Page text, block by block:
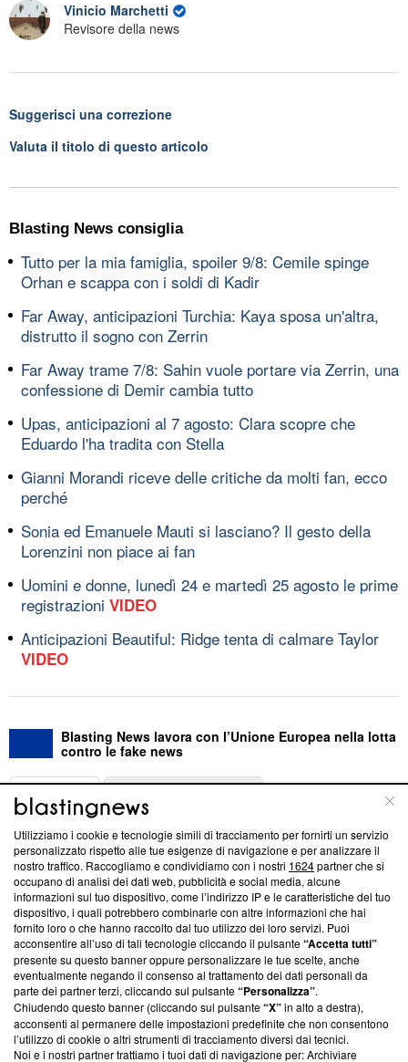
Vinicio Marchetti
Revisore della news
Suggerisci una correzione
Valuta il titolo di questo articolo
Blasting News consiglia
Tutto per la mia famiglia, spoiler 9/8: Cemile spinge
Orhan e scappa con i soldi di Kadir
Far Away, anticipazioni Turchia: Kaya sposa un'altra,
distrutto il sogno con Zerrin
Far Away trame 7/8: Sahin vuole portare via Zerrin, una
confessione di Demir cambia tutto
Upas, anticipazioni al 7 agosto: Clara scopre che
Eduardo l'ha tradita con Stella
Gianni Morandi riceve delle critiche da molti fan, ecco
perché
Sonia ed Emanuele Mauti si lasciano? Il gesto della
Lorenzini non piace ai fan
Uomini e donne, lunedì 24 e martedì 25 agosto le prime
registrazioni VIDEO
Anticipazioni Beautiful: Ridge tenta di calmare Taylor
VIDEO
Blasting News lavora con l’Unione Europea nella lotta
contro le fake news
ABOUT
Questa sezione offre informazioni trasparenti su Blasting
News, sui nostri processi editoriali e su come ci impegniamo a
creare news di qualità. Inoltre, afferma la nostra aderenza a
‘Trust Project - News with Integrity’Blasting News non è
ancora membro del programma, ma ha richiesto di farne
parte; Trust Project non ha ancora effettuato una verifica di
conformità agli standard.
Su di noi
Team editoriale
Utilizziamo i cookie e tecnologie simili di tracciamento per fornirti un servizio
personalizzato rispetto alle tue esigenze di navigazione e per analizzare il
nostro traffico. Raccogliamo e condividiamo con i nostri 1624partner che si
occupano di analisi dei dati web, pubblicità e social media, alcune
informazioni sul tuo dispositivo, come l’indirizzo IP e le caratteristiche del tuo
dispositivo, i quali potrebbero combinarle con altre informazioni che hai
fornito loro o che hanno raccolto dal tuo utilizzo dei loro servizi. Puoi
acconsentire all’uso di tali tecnologie cliccando il pulsante“Accetta tutti”
presente su questo banner oppure personalizzare le tue scelte, anche
eventualmente negando il consenso al trattamento dei dati personali da
parte dei partner terzi, cliccando sul pulsante“Personalizza”.
Chiudendo questo banner (cliccando sul pulsante“X”in alto a destra),
acconsenti al permanere delle impostazioni predefinite che non consentono
l’utilizzo di cookie o altri strumenti di tracciamento diversi dai tecnici.
Noi e i nostri partner trattiamo i tuoi dati di navigazione per: Archiviare